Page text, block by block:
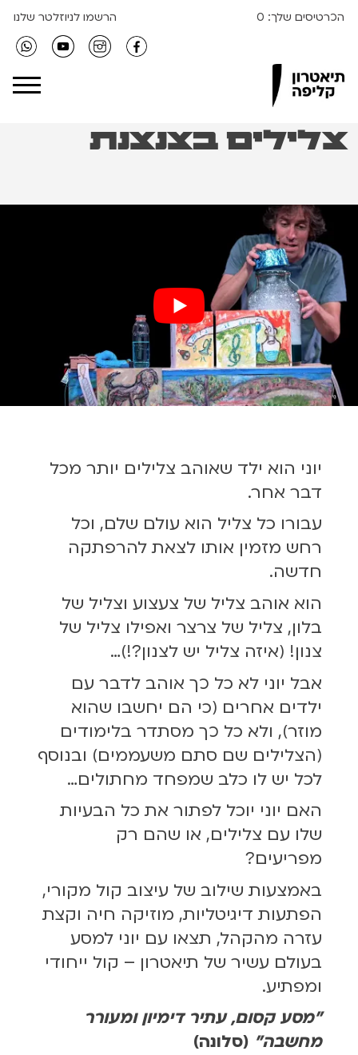
הכרטיסים שלך: 0 הרשמו לניוזלטר שלנו
Clipa Theater
צלילים בצנצנת
יוני הוא ילד שאוהב צלילים יותר מכל
דבר אחר.
עבורו כל צליל הוא עולם שלם, וכל
רחש מזמין אותו לצאת להרפתקה
חדשה.
הוא אוהב צליל של צעצוע וצליל של
בלון, צליל של צרצר ואפילו צליל של
צנון! (איזה צליל יש לצנון?!)…
אבל יוני לא כל כך אוהב לדבר עם
ילדים אחרים (כי הם יחשבו שהוא
מוזר), ולא כל כך מסתדר בלימודים
(הצלילים שם סתם משעממים) ובנוסף
לכל יש לו כלב שמפחד מחתולים…
האם יוני יוכל לפתור את כל הבעיות
שלו עם צלילים, או שהם רק
מפריעים?
באמצעות שילוב של עיצוב קול מקורי,
הפתעות דיגיטליות, מוזיקה חיה וקצת
עזרה מהקהל, תצאו עם יוני למסע
בעולם עשיר של תיאטרון – קול ייחודי
ומפתיע.
"מסע קסום, עתיר דימיון ומעורר
מחשבה" (סלונה)